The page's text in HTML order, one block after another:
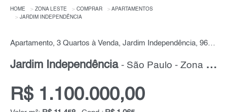
HOME ZONA LESTE COMPRAR
APARTAMENTOS
JARDIM INDEPENDÊNCIA
Apartamento, 3 Quartos à Venda, Jardim Independência, 96 m² por R$ 1.100.000,00
Jardim Independência - São Paulo - Zona Leste
R$ 1.100.000,00